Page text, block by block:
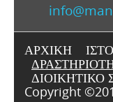
ΑΡΧΙΚΗ
ΔΙΟΙΚΗΤΙΚΟ
Copyright